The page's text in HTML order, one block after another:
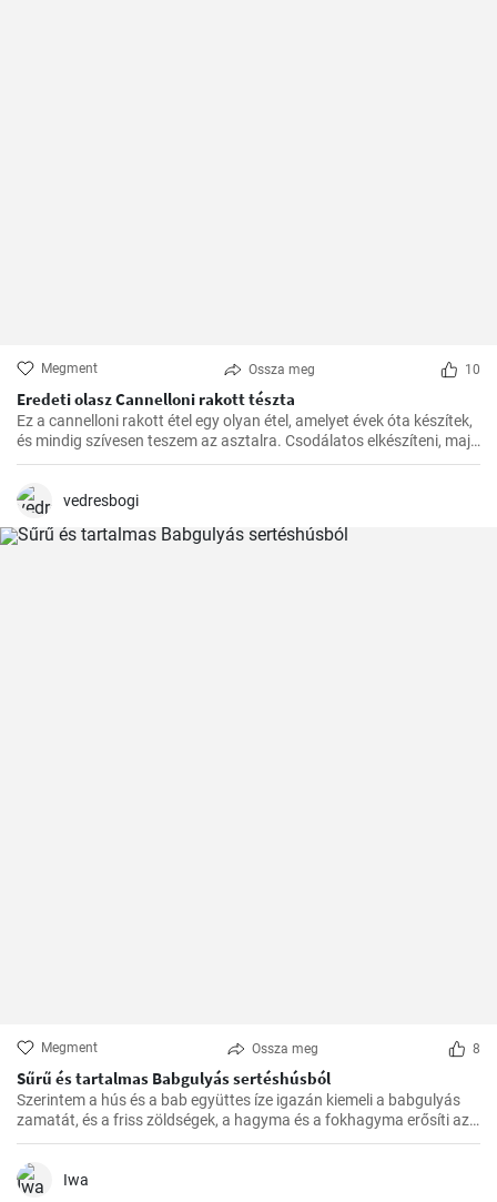
Megment Ossza meg 10
Eredeti olasz Cannelloni rakott tészta
Ez a cannelloni rakott étel egy olyan étel, amelyet évek óta készítek,
és mindig szívesen teszem az asztalra. Csodálatos elkészíteni, majd
a kívánt időben a sütőben megsütni. A paradicsomszósz
hússal töltött cannelloni pikáns ízének kombinációja egyszerűen
vedresbogi
Megment Ossza meg 8
Sűrű és tartalmas Babgulyás sertéshúsból
Szerintem a hús és a bab együttes íze igazán kiemeli a babgulyás
zamatát, és a friss zöldségek, a hagyma és a fokhagyma erősíti azt.
A végeredmény pedig mindig egy sűrű, tartalmas, krémes
babgulyás, amit a családom imád.
Iwa